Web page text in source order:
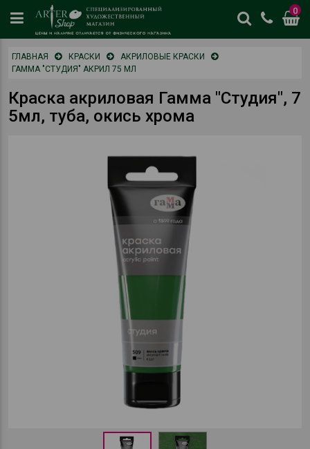
0
цены
отличается
от
ГЛАВНАЯ КРАСКИ
АКРИЛОВЫЕ КРАСКИ
ГАММА "СТУДИЯ" АКРИЛ 75 МЛ
Краска акриловая Гамма "Студия", 7
5мл, туба, окись хрома